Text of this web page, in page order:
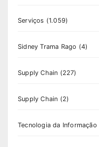
Serviços (1.059)
Sidney Trama Rago (4)
Supply Chain (227)
Supply Chain (2)
Tecnologia da Informação